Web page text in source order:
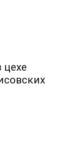
цехе